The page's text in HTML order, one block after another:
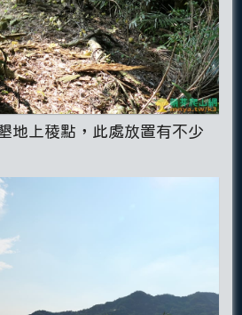
地上稜點，此處放置有不少